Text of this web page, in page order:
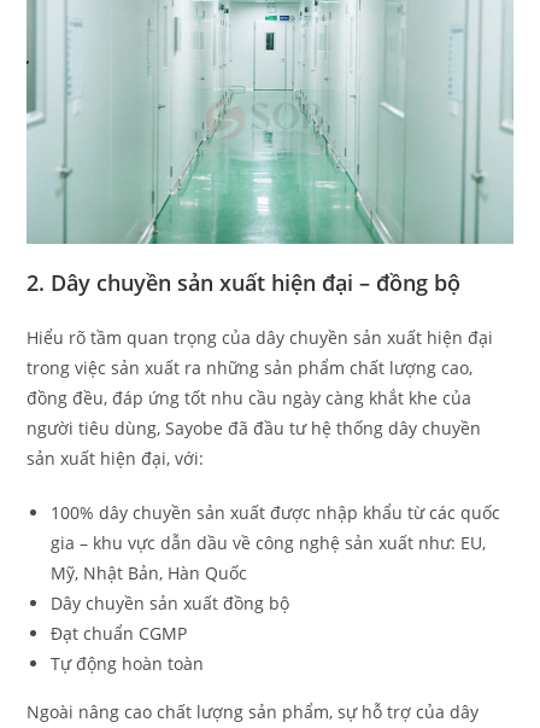
2. Dây chuyền sản xuất hiện đại – đồng bộ
Hiểu rõ tầm quan trọng của dây chuyền sản xuất hiện đại
trong việc sản xuất ra những sản phẩm chất lượng cao,
đồng đều, đáp ứng tốt nhu cầu ngày càng khắt khe của
người tiêu dùng, Sayobe đã đầu tư hệ thống dây chuyền
sản xuất hiện đại, với:
100% dây chuyền sản xuất được nhập khẩu từ các quốc
gia – khu vực dẫn dầu về công nghệ sản xuất như: EU,
Mỹ, Nhật Bản, Hàn Quốc
Dây chuyền sản xuất đồng bộ
Đạt chuẩn CGMP
Tự động hoàn toàn
Ngoài nâng cao chất lượng sản phẩm, sự hỗ trợ của dây